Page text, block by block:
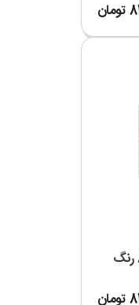
تومان
رنگ ابرو پیکارو شماره 8 رنگ
تومان